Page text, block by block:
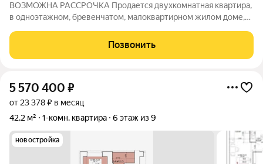
ВОЗМОЖНА РАССРОЧКА Продается двухкомнатная квартира,
в одноэтажном, бревенчатом, малоквартирном жилом доме,
комнаты, одна из которых проходная. Просторная кухня 10
кв.м. Санузел совмещен, в
Позвонить
5 570 400 ₽
от 23 378 ₽ в месяц
42,2 м²
1-комн. квартира 6 этаж из 9
новостройка